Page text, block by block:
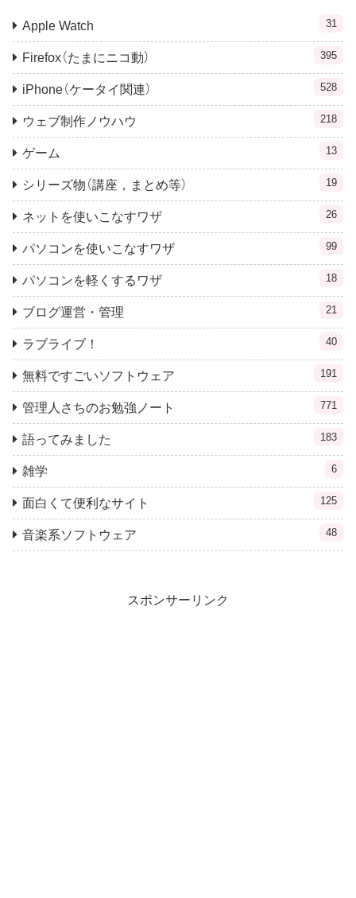
Apple Watch 31
Firefox（たまにニコ動） 395
iPhone（ケータイ関連） 528
ウェブ制作ノウハウ 218
ゲーム 13
シリーズ物（講座，まとめ等） 19
ネットを使いこなすワザ 26
パソコンを使いこなすワザ 99
パソコンを軽くするワザ 18
ブログ運営・管理 21
ラブライブ！ 40
無料ですごいソフトウェア 191
管理人さちのお勉強ノート 771
語ってみました 183
雑学 6
面白くて便利なサイト 125
音楽系ソフトウェア 48
スポンサーリンク